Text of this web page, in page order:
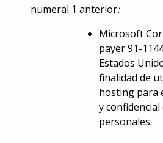
numeral 1 anterior:
Microsoft
payer 91-
Estados
finalidad de
hosting para
y
personales.